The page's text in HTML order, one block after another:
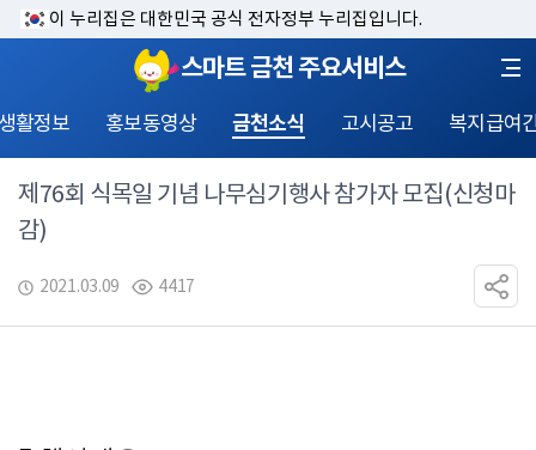
이 누리집은 대한민국 공식 전자정부 누리집입니다.
스마트 금천 주요서비스
활정보 홍보동영상 금천소식 고시공고 복지급여
제76회 식목일 기념 나무심기행사 참가자 모집(신청마
감)
2021.03.09 4417